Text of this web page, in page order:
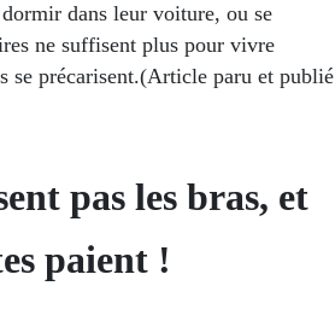
dans leur voiture, ou se
ne suffisent plus pour vivre
se précarisent.(Article paru et publié
pas les bras, et
paient !